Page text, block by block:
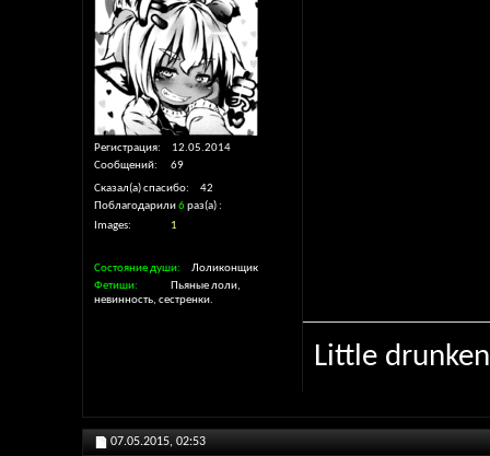
Регистрация
12.05.2014
Сообщений
69
Сказал(а) спасибо
42
Поблагодарили6раз(а)
Images
1
Состояние души
Лоликонщик
Фетиши
Пьяные лоли,
невинность, сестренки.
Little
07.05.2015, 02:53